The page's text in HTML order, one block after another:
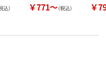
込） ￥771～（税込） ￥